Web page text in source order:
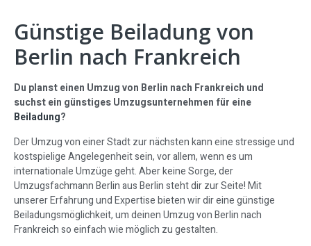
Günstige Beiladung von
Berlin nach Frankreich
Du planst einen Umzug von Berlin nach Frankreich und
suchst ein günstiges Umzugsunternehmen für eine
Beiladung?
Der Umzug von einer Stadt zur nächsten kann eine stressige und
kostspielige Angelegenheit sein, vor allem, wenn es um
internationale Umzüge geht. Aber keine Sorge, der
Umzugsfachmann Berlin aus Berlin steht dir zur Seite! Mit
unserer Erfahrung und Expertise bieten wir dir eine günstige
Beiladungsmöglichkeit, um deinen Umzug von Berlin nach
Frankreich so einfach wie möglich zu gestalten.